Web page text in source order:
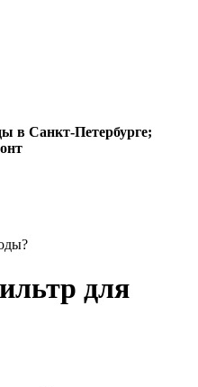
в Санкт-Петербурге;
для